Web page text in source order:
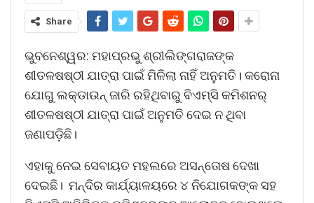
Share
ଭୁବନେଶ୍ୱର: ମହାପ୍ରଭୁ ଶ୍ରୀଲିଙ୍ଗରାଜଙ୍କ
ଶୀତଳଷଷ୍ଠୀ ଯାତ୍ରା ପାଇଁ ମିଳିଲା ନାହିଁ ଅନୁମତି। କରୋନା
ଯୋଗୁ ଲକ୍‌ଡାଉନ୍‌ ଜାରି ରହିଥିବାରୁ ବିଏମ୍‌ସି କମିଶନର୍
ଶୀତଳଷଷ୍ଠୀ ଯାତ୍ରା ପାଇଁ ଅନୁମତି ଦେଇ ନ ଥିବା
ଜଣାପଡ଼ିଛି।
ଏହାକୁ ନେଇ ସେବାୟତ ମହଲରେ ଅସନ୍ତୋଷ ଦେଖା
ଦେଇଛି। ମନ୍ଦିର କାର୍ଯ୍ୟାଳୟରେ ୪ ନିଯୋଗକଙ୍କ ସହ